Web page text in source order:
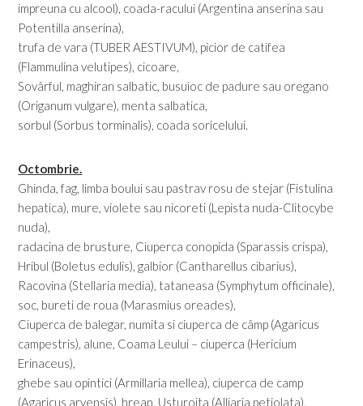
impreuna cu alcool), coada-racului (Argentina anserina sau
Potentilla anserina),
trufa de vara (TUBER AESTIVUM), picior de catifea
(Flammulina velutipes), cicoare,
Sovârful, maghiran salbatic, busuioc de padure sau oregano
(Origanum vulgare), menta salbatica,
sorbul (Sorbus torminalis), coada soricelului.
Octombrie.
Ghinda, fag, limba boului sau pastrav rosu de stejar (Fistulina
hepatica), mure, violete sau nicoreti (Lepista nuda-Clitocybe
nuda),
radacina de brusture, Ciuperca conopida (Sparassis crispa),
Hribul (Boletus edulis), galbior (Cantharellus cibarius),
Racovina (Stellaria media), tataneasa (Symphytum officinale),
soc, bureti de roua (Marasmius oreades),
Ciuperca de balegar, numita si ciuperca de câmp (Agaricus
campestris), alune, Coama Leului – ciuperca (Hericium
Erinaceus),
ghebe sau opintici (Armillaria mellea), ciuperca de camp
(Agaricus arvensis), hrean, Usturoita (Alliaria petiolata),